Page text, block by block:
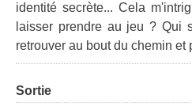
identité secrète... Cela
laisser prendre au jeu ? Qui
retrouver au bout du chemin et
Sortie